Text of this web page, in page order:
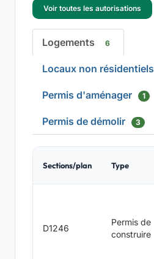
Voir toutes les autorisations
Logements 6
Locaux non résidentiels
Permis d'aménager 1
Permis de démolir 3
Sections/plan Type
D1246
Permis de
construire